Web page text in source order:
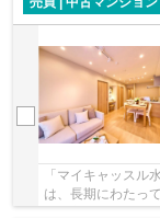
「マイキャッスル
は、長期にわたっ